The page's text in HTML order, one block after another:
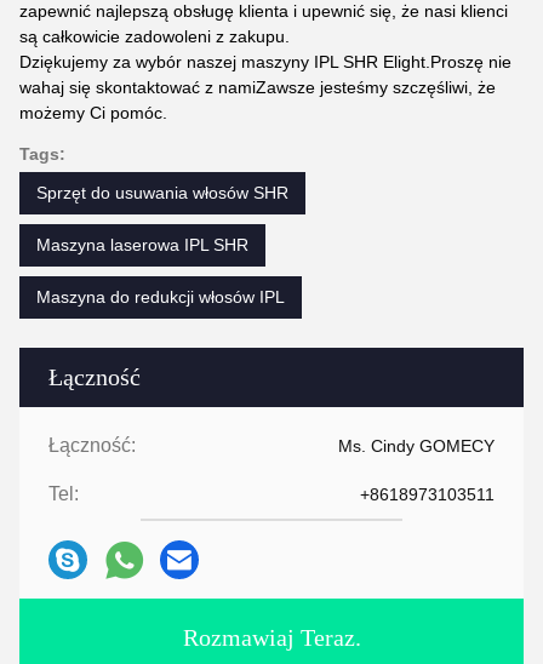
Łączność
Łączność: Ms. Cindy GOMECY
Tel: +8618973103511
Rozmawiaj Teraz.
zapewnić najlepszą obsługę klienta i upewnić się, że nasi klienci
są całkowicie zadowoleni z zakupu.
Dziękujemy za wybór naszej maszyny IPL SHR Elight.Proszę nie
wahaj się skontaktować z namiZawsze jesteśmy szczęśliwi, że
możemy Ci pomóc.
Tags:
Sprzęt do usuwania włosów SHR
Maszyna laserowa IPL SHR
Maszyna do redukcji włosów IPL